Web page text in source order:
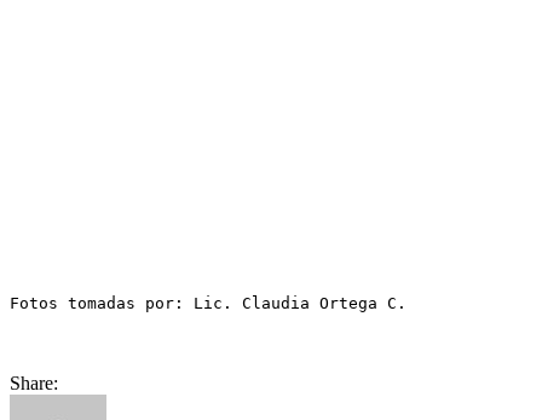
Fotos tomadas por: Lic. Claudia Ortega C.
Share: